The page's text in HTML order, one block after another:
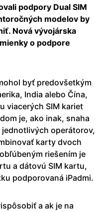
podpory Dual SIM
modelov by
Nová vývojárska
o podpore
byť predovšetkým
India alebo Čína,
viacerých SIM kariet
je, ako inak, snaha
operátorov,
karty dvoch
riešením je
a dátovú SIM kartu,
podporovaná iPadmi.
a ak je na